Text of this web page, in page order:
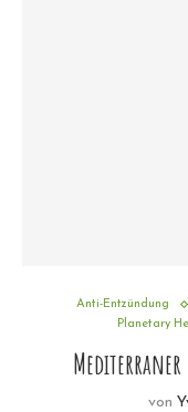
Anti-Entzündung
Planetary
von